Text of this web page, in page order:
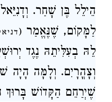
הֵילֵל בֶּן שָׁחַר.
לַמָּקוֹם, שֶׁנֶּאֱמַר (
לֵהּ בְעִלִּיתֵהּ נֶגֶד
וְצָהֳרָיִם. וְלָמָּה הָיָה
שֶׁיְרַחֵם הַקָּדוֹשׁ